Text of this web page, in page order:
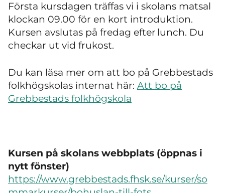
Första kursdagen träffas vi i skolans matsal
klockan 09.00 för en kort introduktion.
Kursen avslutas på fredag efter lunch. Du
checkar ut vid frukost.
Du kan läsa mer om att bo på Grebbestads
folkhögskolas internat här: Att bo på
Grebbestads folkhögskola
Kursen på skolans webbplats (öppnas i
nytt fönster)
https://www.grebbestads.fhsk.se/kurser/so